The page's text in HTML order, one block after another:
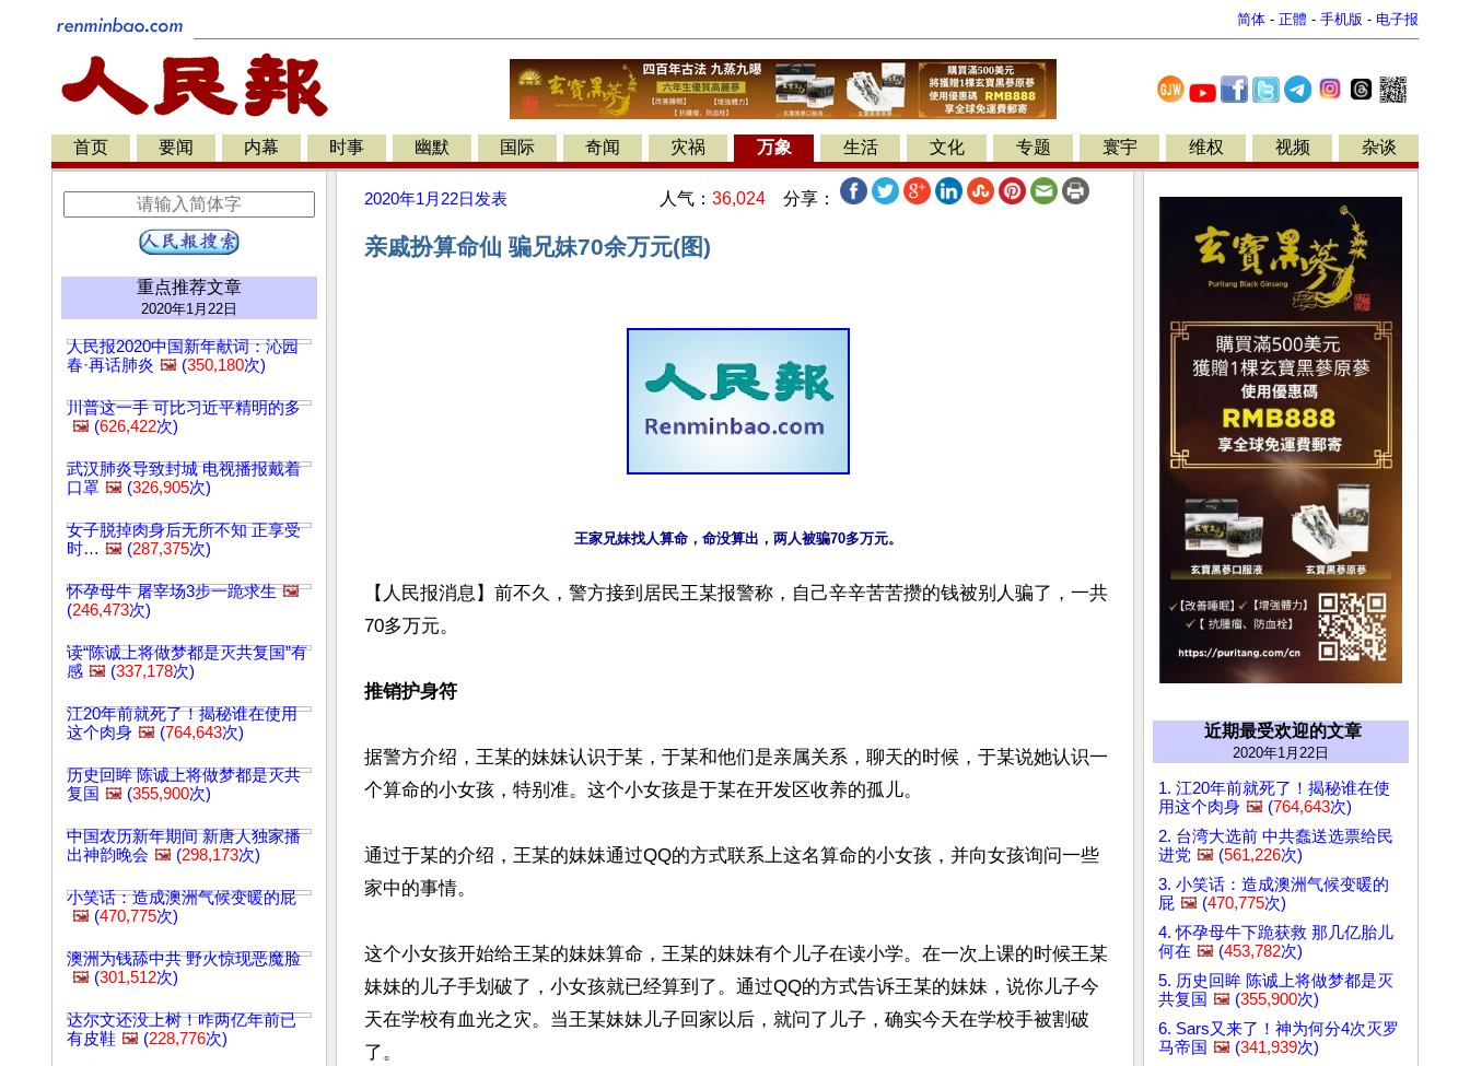
简体 - 正體 - 手机版 - 电子报
首页 要闻 内幕 时事 幽默 国际 奇闻 灾祸 万象 生活 文化 专题 寰宇 维权 视频 杂谈
重点推荐文章
2020年1月22日
人民报2020中国新年献词：沁园
春·再话肺炎 🖼️ (350,180次)
川普这一手 可比习近平精明的多
🖼️ (626,422次)
武汉肺炎导致封城 电视播报戴着
口罩 🖼️ (326,905次)
女子脱掉肉身后无所不知 正享受
时… 🖼️ (287,375次)
怀孕母牛 屠宰场3步一跪求生 🖼️
(246,473次)
读“陈诚上将做梦都是灭共复国”有
感 🖼️ (337,178次)
江20年前就死了！揭秘谁在使用
这个肉身 🖼️ (764,643次)
历史回眸 陈诚上将做梦都是灭共
复国 🖼️ (355,900次)
中国农历新年期间 新唐人独家播
出神韵晚会 🖼️ (298,173次)
小笑话：造成澳洲气候变暖的屁
🖼️ (470,775次)
澳洲为钱舔中共 野火惊现恶魔脸
🖼️ (301,512次)
达尔文还没上树！咋两亿年前已
有皮鞋 🖼️ (228,776次)
2020年1月22日 发表 人气： 36,024 分享：
亲戚扮算命仙 骗兄妹70余万元(图)
【人民报消息】前不久，警方接到居民王某报警称，自己辛辛苦苦攒的钱被别人骗了，一共
70多万元。
推销护身符
据警方介绍，王某的妹妹认识于某，于某和他们是亲属关系，聊天的时候，于某说她认识一
个算命的小女孩，特别准。这个小女孩是于某在开发区收养的孤儿。
通过于某的介绍，王某的妹妹通过QQ的方式联系上这名算命的小女孩，并向女孩询问一些
家中的事情。
这个小女孩开始给王某的妹妹算命，王某的妹妹有个儿子在读小学。在一次上课的时候王某
妹妹的儿子手划破了，小女孩就已经算到了。通过QQ的方式告诉王某的妹妹，说你儿子今
天在学校有血光之灾。当王某妹妹儿子回家以后，就问了儿子，确实今天在学校手被割破
了。
近期最受欢迎的文章
2020年1月22日
1. 江20年前就死了！揭秘谁在使
用这个肉身 🖼️ (764,643次)
2. 台湾大选前 中共蠢送选票给民
进党 🖼️ (561,226次)
3. 小笑话：造成澳洲气候变暖的
屁 🖼️ (470,775次)
4. 怀孕母牛下跪获救 那几亿胎儿
何在 🖼️ (453,782次)
5. 历史回眸 陈诚上将做梦都是灭
共复国 🖼️ (355,900次)
6. Sars又来了！神为何分4次灭罗
马帝国 🖼️ (341,939次)